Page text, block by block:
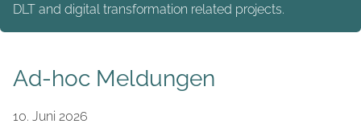
DLT and digital transformation related projects.
Ad-hoc Meldungen
10. Juni 2026